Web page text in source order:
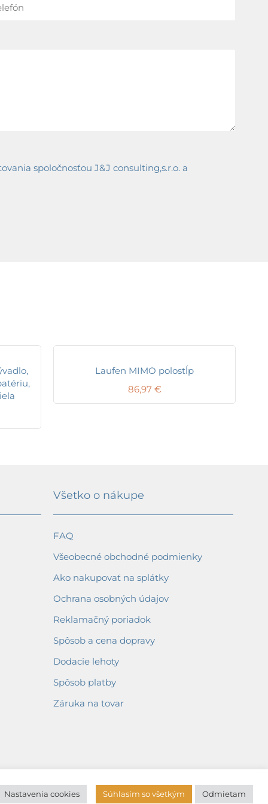
spoločnosťou J&J consulting,s.r.o. a
Laufen MIMO polostĺp
86,97 €
Všetko o nákupe
FAQ
Všeobecné obchodné podmienky
Ako nakupovať na splátky
Ochrana osobných údajov
Reklamačný poriadok
Spôsob a cena dopravy
Dodacie lehoty
Spôsob platby
Záruka na tovar
Nastavenia cookies Súhlasím so všetkým Odmietam